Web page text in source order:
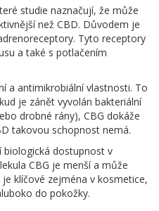
studie naznačují, že může
než CBD. Důvodem je
Tyto receptory
a také s potlačením
a antimikrobiální vlastnosti. To
je zánět vyvolán bakteriální
drobné rány), CBG dokáže
takovou schopnost nemá.
biologická dostupnost v
CBG je menší a může
klíčové zejména v kosmetice,
do pokožky.